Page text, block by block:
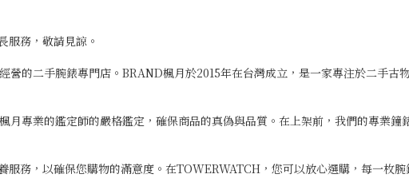
服務，敬請見諒。
的二手腕錶專門店。BRAND楓月於2015年在台灣成立，是一家專注於二手
專業的鑑定師的嚴格鑑定，確保商品的真偽與品質。在上架前，我們的專業
務，以確保您購物的滿意度。在TOWERWATCH，您可以放心選購，每一枚